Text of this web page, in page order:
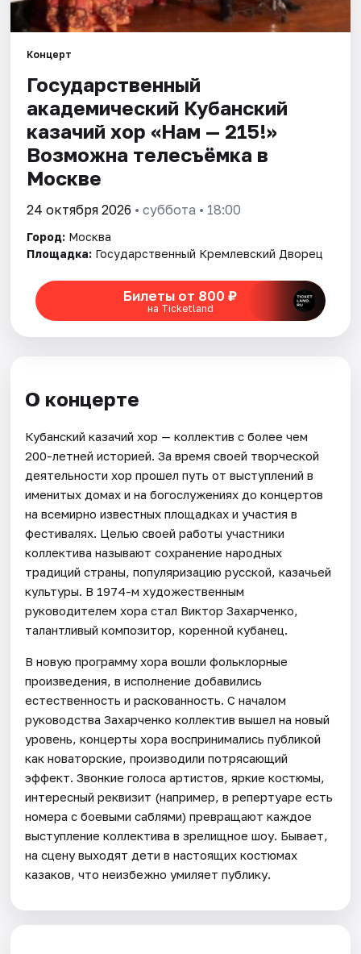
Артисты
Концерт
Государственный
академический Кубанский
казачий хор «Нам — 215!»
Возможна телесъёмка в
Москве
24 октября 2026 • суббота • 18:00
Город: Москва
Площадка: Государственный Кремлевский Дворец
Билеты от 800 ₽
на Ticketland
О концерте
Кубанский казачий хор — коллектив с более чем
200-летней историей. За время своей творческой
деятельности хор прошел путь от выступлений в
именитых домах и на богослужениях до концертов
на всемирно известных площадках и участия в
фестивалях. Целью своей работы участники
коллектива называют сохранение народных
традиций страны, популяризацию русской, казачьей
культуры. В 1974-м художественным
руководителем хора стал Виктор Захарченко,
талантливый композитор, коренной кубанец.
В новую программу хора вошли фольклорные
произведения, в исполнение добавились
естественность и раскованность. С началом
руководства Захарченко коллектив вышел на новый
уровень, концерты хора воспринимались публикой
как новаторские, производили потрясающий
эффект. Звонкие голоса артистов, яркие костюмы,
интересный реквизит (например, в репертуаре есть
номера с боевыми саблями) превращают каждое
выступление коллектива в зрелищное шоу. Бывает,
на сцену выходят дети в настоящих костюмах
казаков, что неизбежно умиляет публику.